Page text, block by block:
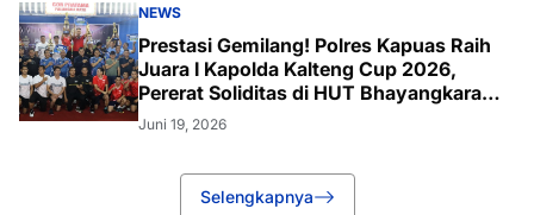
NEWS
Prestasi Gemilang! Polres Kapuas Raih
Juara I Kapolda Kalteng Cup 2026,
Pererat Soliditas di HUT Bhayangkara
ke-80
Juni 19, 2026
Selengkapnya